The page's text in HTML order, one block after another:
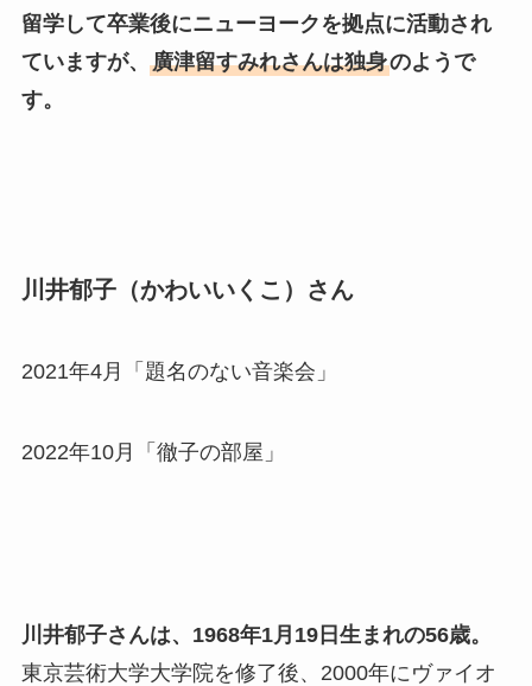
留学して卒業後にニューヨークを拠点に活動され
ていますが、 廣津留すみれさんは独身のようで
す。
川井郁子（かわいいくこ）さん
2021年4月「題名のない音楽会」
2022年10月「徹子の部屋」
川井郁子さんは、1968年1月19日生まれの56歳。
東京芸術大学大学院を修了後、2000年にヴァイオ